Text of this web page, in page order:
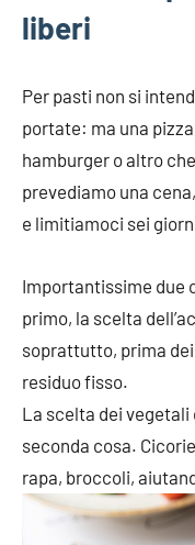
liberi
Per pasti non si
portate: ma una
hamburger o altro
prevediamo una
e limitiamoci sei
Importantissime due
primo, la scelta
soprattutto, prima
residuo fisso.
La scelta dei vegetali
seconda cosa.
rapa, broccoli,